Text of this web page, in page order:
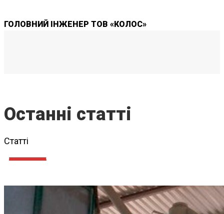
ГОЛОВНИЙ ІНЖЕНЕР ТОВ «КОЛОС»
Останні статті
Статті